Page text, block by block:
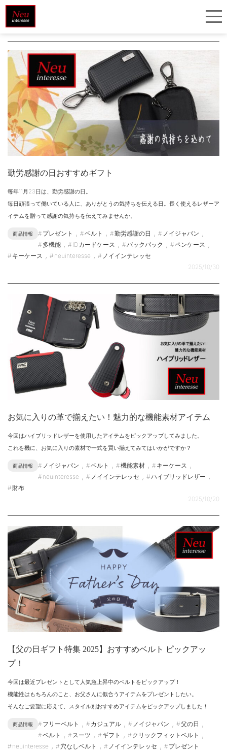
勤労感謝の日おすすめギフト
毎年11月23日は、勤労感謝の日。
毎日頑張って働いている人に、ありがとうの気持ちを伝える日。長く使えるレザーア
イテムを贈って感謝の気持ちを伝えてみませんか。
商品情報 プレゼント , ベルト , 勤労感謝の日 , ノイジャパン ,
多機能 , IDカードケース , バックパック , ペンケース ,
キーケース , neuinteresse ,
ノイインテレッセ
2025/10/30
お気に入りの革で揃えたい！魅力的な機能素材アイテム
今回はハイブリッドレザーを使用したアイテムをピックアップしてみました。
これを機に、お気に入りの素材で一式を買い揃えてみてはいかがですか？
商品情報 ノイジャパン , ベルト , 機能素材 , キーケース ,
neuinteresse , ノイインテレッセ , ハイブリッドレザー ,
財布
2025/10/20
【父の日ギフト特集 2025】おすすめベルト ピックアッ
プ！
今回は最近プレゼントとして人気急上昇中のベルトをピックアップ！
機能性はもちろんのこと、お父さんに似合うアイテムをプレゼントしたい。
そんなご要望に応えて、スタイル別おすすめアイテムをピックアップしました！
商品情報 フリーベルト , カジュアル , ノイジャパン , 父の日 ,
ベルト , スーツ , ギフト , クリックフィットベルト ,
neuinteresse , 穴なしベルト , ノイインテレッセ ,
プレゼント